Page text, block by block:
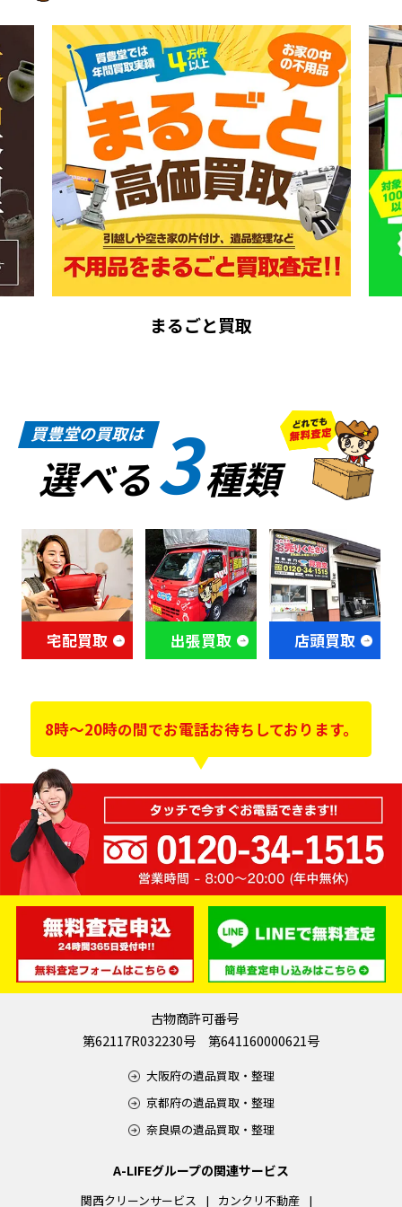
まるごと買取
買豊堂の買取は
選べる3種類
宅配買取 出張買取 店頭買取
8時～20時の間でお電話お待ちしております。
古物商許可番号
第62117R032230号 第641160000621号
大阪府の遺品買取・整理
京都府の遺品買取・整理
奈良県の遺品買取・整理
A-LIFEグループの関連サービス
関西クリーンサービス カンクリ不動産